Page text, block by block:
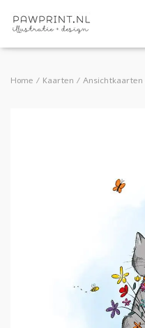
Home / Kaarten / Ansichtkaarten